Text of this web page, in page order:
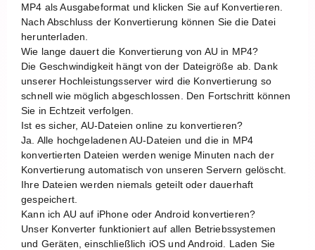
MP4 als Ausgabeformat und klicken Sie auf Konvertieren.
Nach Abschluss der Konvertierung können Sie die Datei
herunterladen.
Wie lange dauert die Konvertierung von AU in MP4?
Die Geschwindigkeit hängt von der Dateigröße ab. Dank
unserer Hochleistungsserver wird die Konvertierung so
schnell wie möglich abgeschlossen. Den Fortschritt können
Sie in Echtzeit verfolgen.
Ist es sicher, AU-Dateien online zu konvertieren?
Ja. Alle hochgeladenen AU-Dateien und die in MP4
konvertierten Dateien werden wenige Minuten nach der
Konvertierung automatisch von unseren Servern gelöscht.
Ihre Dateien werden niemals geteilt oder dauerhaft
gespeichert.
Kann ich AU auf iPhone oder Android konvertieren?
Unser Konverter funktioniert auf allen Betriebssystemen
und Geräten, einschließlich iOS und Android. Laden Sie